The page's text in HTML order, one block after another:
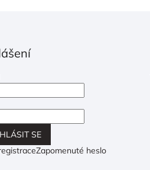
SE
Zapomenuté heslo